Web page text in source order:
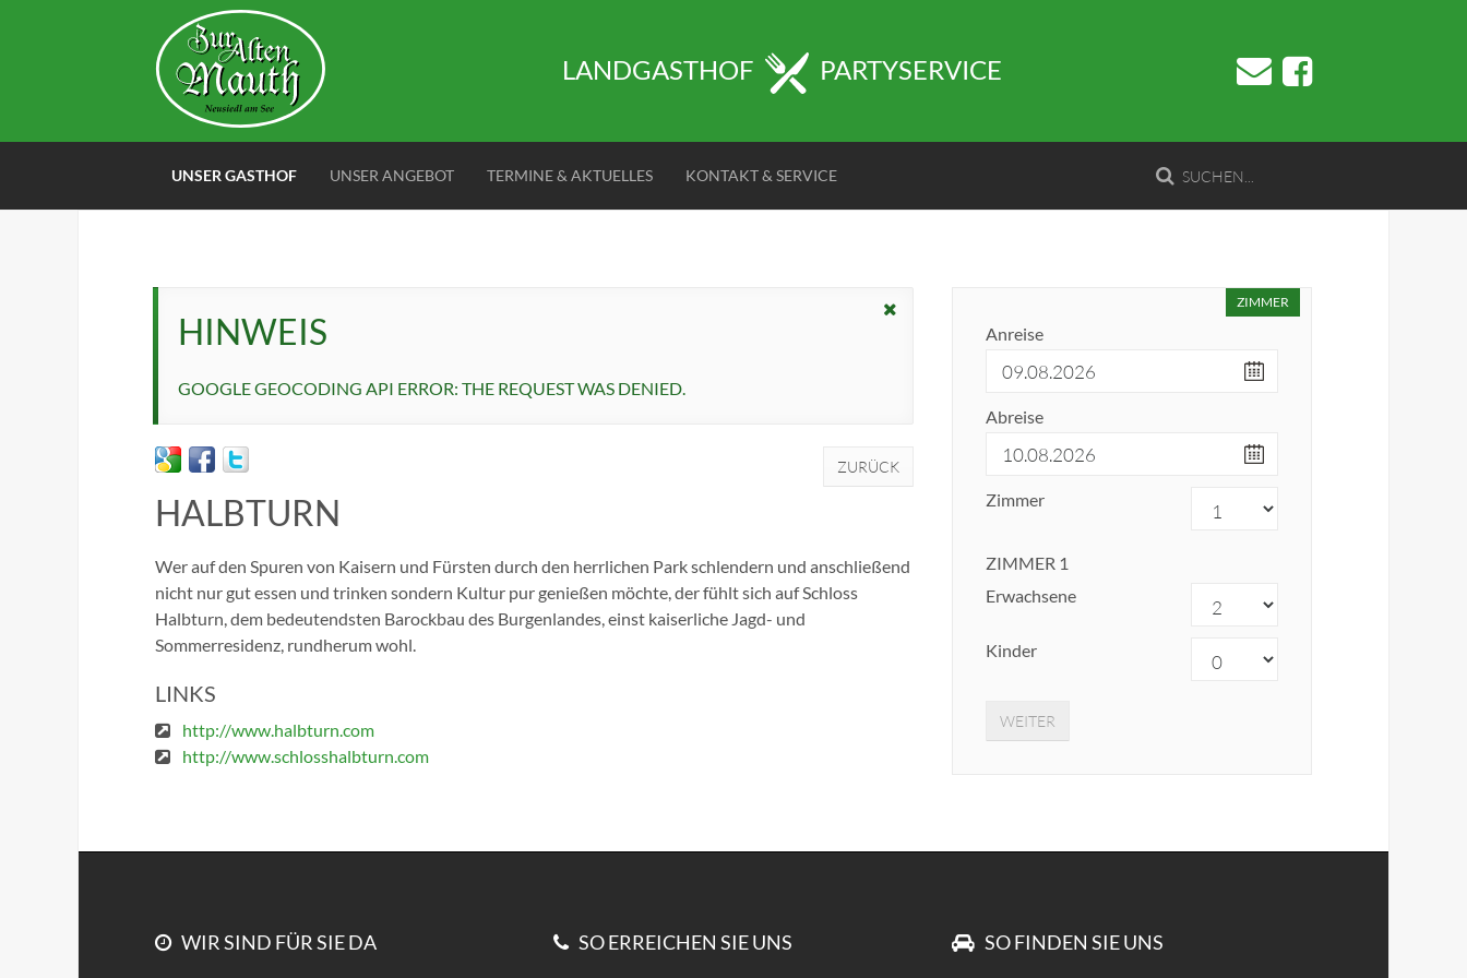
LANDGASTHOF PARTYSERVICE
UNSER GASTHOF UNSER ANGEBOT TERMINE & AKTUELLES KONTAKT & SERVICE
HINWEIS
GOOGLE GEOCODING API ERROR: THE REQUEST WAS DENIED.
ZURÜCK
HALBTURN
Wer auf den Spuren von Kaisern und Fürsten durch den herrlichen Park schlendern und anschließend
nicht nur gut essen und trinken sondern Kultur pur genießen möchte, der fühlt sich auf Schloss
Halbturn, dem bedeutendsten Barockbau des Burgenlandes, einst kaiserliche Jagd- und
Sommerresidenz, rundherum wohl.
LINKS
http://www.halbturn.com
http://www.schlosshalbturn.com
ZIMMER
Anreise
Abreise
Zimmer
ZIMMER 1
Erwachsene
Kinder
WEITER
WIR SIND FÜR SIE DA SO ERREICHEN SIE UNS SO FINDEN SIE UNS